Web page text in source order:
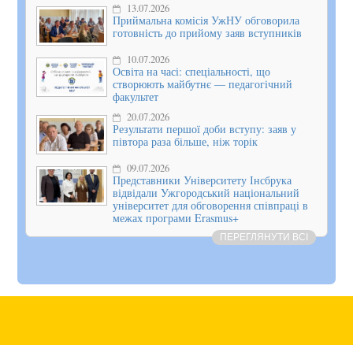
13.07.2026
Приймальна комісія УжНУ обговорила
готовність до прийому заяв вступників
10.07.2026
Освіта на часі: спеціальності, що
створюють майбутнє — педагогічний
факультет
20.07.2026
Результати першої доби вступу: заяв у
півтора раза більше, ніж торік
09.07.2026
Представники Університету Інсбрука
відвідали Ужгородський національний
університет для обговорення співпраці в
межах програми Erasmus+
ПЕРЕГЛЯНУТИ ВСІ